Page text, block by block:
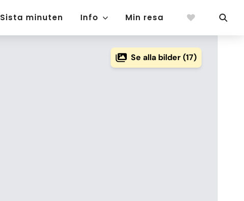
Sista minuten Info Min resa
Se alla bilder (17)